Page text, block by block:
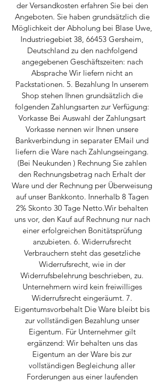
der Versandkosten erfahren Sie bei den
Angeboten. Sie haben grundsätzlich die
Möglichkeit der Abholung bei Blase Uwe,
Industriegebiet 38, 66453 Gersheim,
Deutschland zu den nachfolgend
angegebenen Geschäftszeiten: nach
Absprache Wir liefern nicht an
Packstationen. 5. Bezahlung In unserem
Shop stehen Ihnen grundsätzlich die
folgenden Zahlungsarten zur Verfügung:
Vorkasse Bei Auswahl der Zahlungsart
Vorkasse nennen wir Ihnen unsere
Bankverbindung in separater EMail und
liefern die Ware nach Zahlungseingang.
(Bei Neukunden ) Rechnung Sie zahlen
den Rechnungsbetrag nach Erhalt der
Ware und der Rechnung per Überweisung
auf unser Bankkonto. Innerhalb 8 Tagen
2% Skonto 30 Tage Netto.Wir behalten
uns vor, den Kauf auf Rechnung nur nach
einer erfolgreichen Bonitätsprüfung
anzubieten. 6. Widerrufsrecht
Verbrauchern steht das gesetzliche
Widerrufsrecht, wie in der
Widerrufsbelehrung beschrieben, zu.
Unternehmern wird kein freiwilliges
Widerrufsrecht eingeräumt. 7.
Eigentumsvorbehalt Die Ware bleibt bis
zur vollständigen Bezahlung unser
Eigentum. Für Unternehmer gilt
ergänzend: Wir behalten uns das
Eigentum an der Ware bis zur
vollständigen Begleichung aller
Forderungen aus einer laufenden